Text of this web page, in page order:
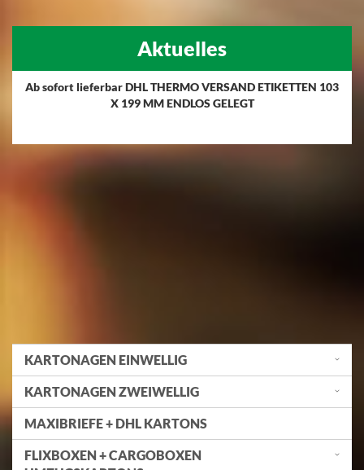
Aktuelles
Ab sofort lieferbar DHL THERMO VERSAND ETIKETTEN 103
X 199 MM ENDLOS GELEGT
KARTONAGEN EINWELLIG
KARTONAGEN ZWEIWELLIG
MAXIBRIEFE + DHL KARTONS
FLIXBOXEN + CARGOBOXEN